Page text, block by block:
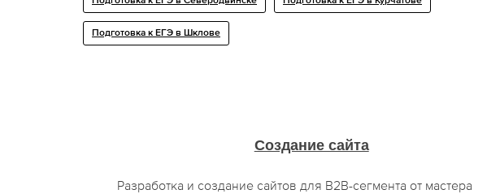
Подготовка к ЕГЭ в Шклове
Создание сайта
Разработка и создание сайтов для B2B-сегмента от мастера